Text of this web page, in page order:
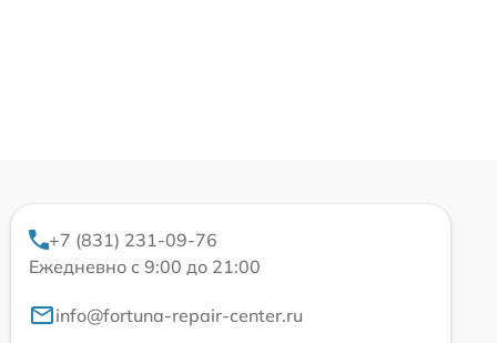
+7 (831) 231-09-76
Ежедневно с 9:00 до 21:00
info@fortuna-repair-center.ru